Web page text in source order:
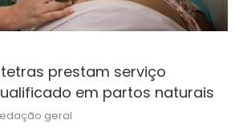
prestam serviço
em partos naturais
geral